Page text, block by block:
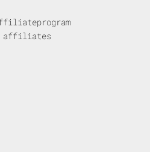
affiliates